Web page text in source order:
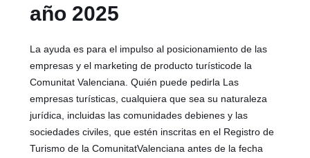
año 2025
La ayuda es para el impulso al posicionamiento de las
empresas y el marketing de producto turísticode la
Comunitat Valenciana. Quién puede pedirla Las
empresas turísticas, cualquiera que sea su naturaleza
jurídica, incluidas las comunidades debienes y las
sociedades civiles, que estén inscritas en el Registro de
Turismo de la ComunitatValenciana antes de la fecha